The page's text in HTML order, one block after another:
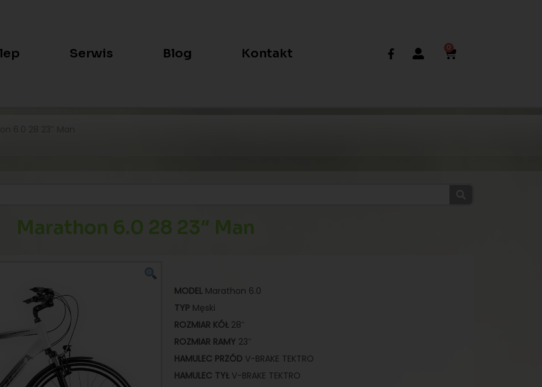
Serwis Blog Kontakt 0
Marathon 6.0 28 23″ Man
MODEL Marathon 6.0
TYP Męski
ROZMIAR KÓŁ 28″
ROZMIAR RAMY 23″
HAMULEC PRZÓD V-BRAKE TEKTRO
HAMULEC TYŁ V-BRAKE TEKTRO